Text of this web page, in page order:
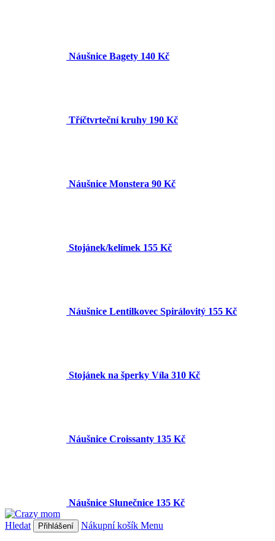
Náušnice Bagety 140 Kč
Tříčtvrteční kruhy 190 Kč
Náušnice Monstera 90 Kč
Stojánek/kelímek 155 Kč
Náušnice Lentilkovec Spirálovitý 155 Kč
Stojánek na šperky Víla 310 Kč
Náušnice Croissanty 135 Kč
Náušnice Slunečnice 135 Kč
Hledat Přihlášení Nákupní košík Menu